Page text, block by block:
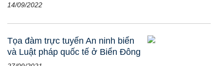
14/09/2022
Tọa đàm trực tuyến An ninh biển
và Luật pháp quốc tế ở Biển Đông